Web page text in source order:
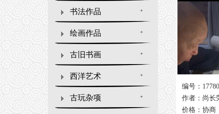
书法作品
绘画作品
古旧书画
西洋艺术
古玩杂项
编号：
作者：尚长
价格：协商